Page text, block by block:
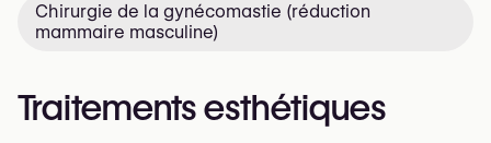
Chirurgie de la gynécomastie (réduction
mammaire masculine)
Traitements esthétiques